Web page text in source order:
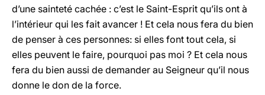
d’une sainteté cachée : c’est le Saint-Esprit qu’ils ont à
l’intérieur qui les fait avancer ! Et cela nous fera du bien
de penser à ces personnes: si elles font tout cela, si
elles peuvent le faire, pourquoi pas moi ? Et cela nous
fera du bien aussi de demander au Seigneur qu’il nous
donne le don de la force.